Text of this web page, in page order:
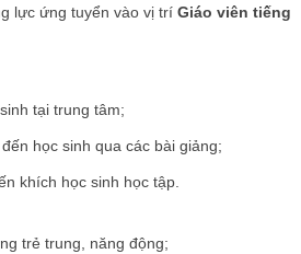
lực ứng tuyển vào vị trí Giáo viên tiếng
tại trung tâm;
học sinh qua các bài giảng;
khích học sinh học tập.
trẻ trung, năng động;